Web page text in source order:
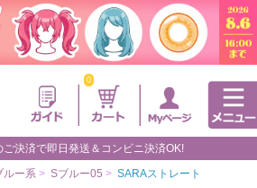
0
決済で即日発送＆コンビニ決済OK!
ルー系 > Sブルー05 > SARAストレート